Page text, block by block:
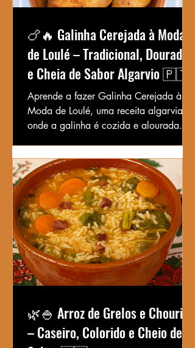
🍗🔥 Galinha Cerejada à Moda
de Loulé – Tradicional, Dourada
e Cheia de Sabor Algarvio 🇵🇹
Aprende a fazer Galinha Cerejada à
Moda de Loulé, uma receita algarvia
onde a galinha é cozida e alourada
🌿🍚 Arroz de Grelos e Chouriço
– Caseiro, Colorido e Cheio de